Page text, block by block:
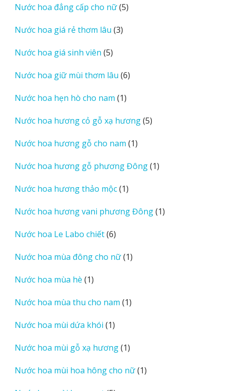
Nước hoa đẳng cấp cho nữ 55
Nước hoa giá rẻ thơm lâu 33
Nước hoa giá sinh viên 55
phẩm
Nước hoa giữ mùi thơm lâu 66
Nước hoa hẹn hò cho nam 11
phẩm
Nước hoa hương cỏ gỗ xạ hương 55
Nước hoa hương gỗ cho nam 11
phẩm
Nước hoa hương gỗ phương Đông 11
Nước hoa hương thảo mộc 11
phẩm
Nước hoa hương vani phương Đông 11
Nước hoa Le Labo chiết 66
phẩm
Nước hoa mùa đông cho nữ 11
Nước hoa mùa hè 11
phẩm
Nước hoa mùa thu cho nam 11
Nước hoa mùi dứa khói 11
phẩm
Nước hoa mùi gỗ xạ hương 11
phẩm
Nước hoa mùi hoa hông cho nữ 11